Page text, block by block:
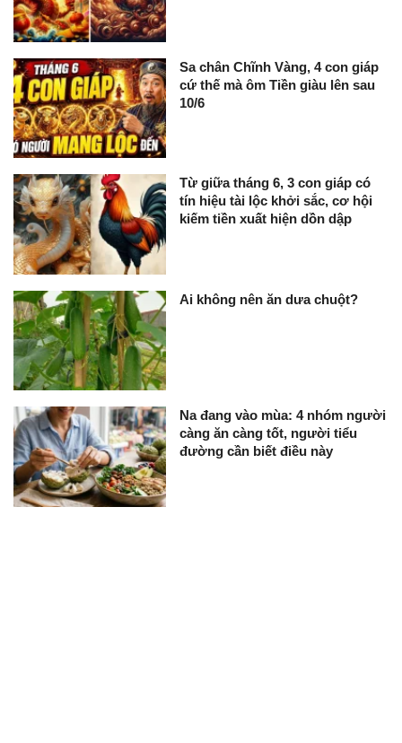
Sa chân Chĩnh Vàng, 4 con giáp
cứ thế mà ôm Tiền giàu lên sau
10/6
Từ giữa tháng 6, 3 con giáp có
tín hiệu tài lộc khởi sắc, cơ hội
kiếm tiền xuất hiện dồn dập
Ai không nên ăn dưa chuột?
Na đang vào mùa: 4 nhóm người
càng ăn càng tốt, người tiểu
đường cần biết điều này